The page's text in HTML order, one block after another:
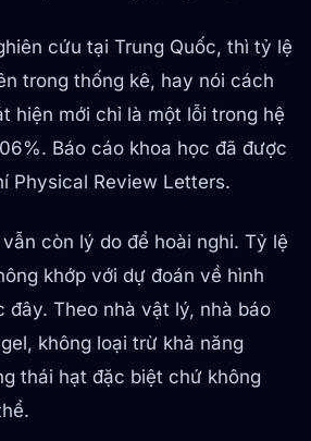
cứu tại Trung Quốc, thì tỷ lệ
trong thống kê, hay nói cách
hiện mới chỉ là một lỗi trong hệ
Báo cáo khoa học đã được
Physical Review Letters.
còn lý do để hoài nghi. Tỷ lệ
khớp với dự đoán về hình
đây. Theo nhà vật lý, nhà báo
không loại trừ khả năng
thái hạt đặc biệt chứ không